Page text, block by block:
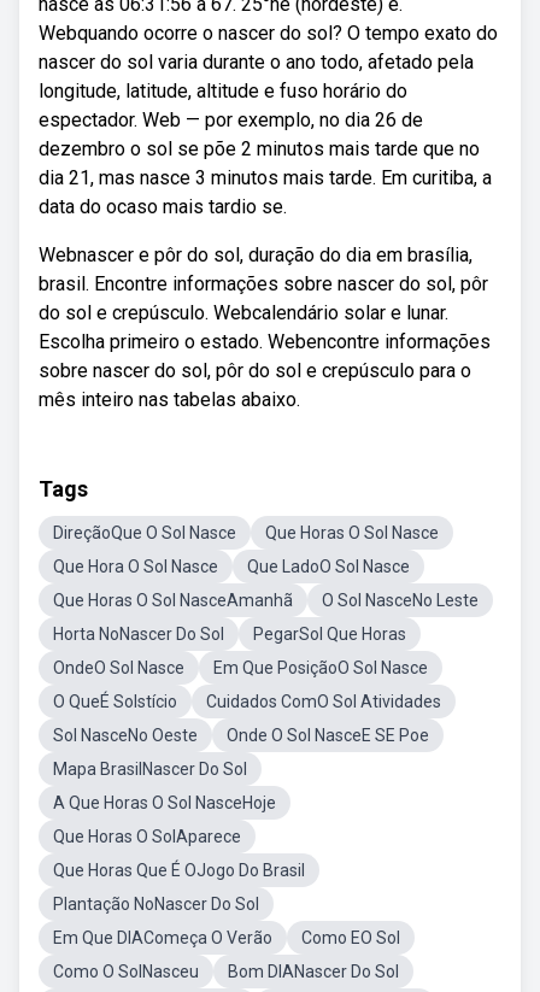
Webquando ocorre o nascer do sol? O tempo exato do
nascer do sol varia durante o ano todo, afetado pela
longitude, latitude, altitude e fuso horário do
espectador. Web — por exemplo, no dia 26 de
dezembro o sol se põe 2 minutos mais tarde que no
dia 21, mas nasce 3 minutos mais tarde. Em curitiba, a
data do ocaso mais tardio se.
Webnascer e pôr do sol, duração do dia em brasília,
brasil. Encontre informações sobre nascer do sol, pôr
do sol e crepúsculo. Webcalendário solar e lunar.
Escolha primeiro o estado. Webencontre informações
sobre nascer do sol, pôr do sol e crepúsculo para o
mês inteiro nas tabelas abaixo.
Tags
DireçãoQue O Sol Nasce
Que Horas O Sol Nasce
Que Hora O Sol Nasce
Que LadoO Sol Nasce
Que Horas O Sol NasceAmanhã
O Sol NasceNo Leste
Horta NoNascer Do Sol
PegarSol Que Horas
OndeO Sol Nasce
Em Que PosiçãoO Sol Nasce
O QueÉ Solstício
Cuidados ComO Sol Atividades
Sol NasceNo Oeste
Onde O Sol NasceE SE Poe
Mapa BrasilNascer Do Sol
A Que Horas O Sol NasceHoje
Que Horas O SolAparece
Que Horas Que É OJogo Do Brasil
Plantação NoNascer Do Sol
Em Que DIAComeça O Verão
Como EO Sol
Como O SolNasceu
Bom DIANascer Do Sol